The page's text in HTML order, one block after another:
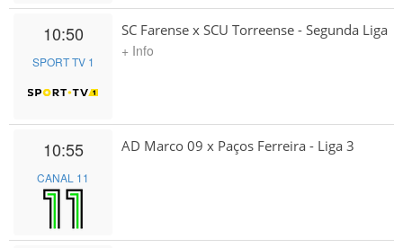
10:50
SPORT TV 1
SC Farense x SCU Torreense - Segunda Liga
+ Info
10:55
CANAL 11
AD Marco 09 x Paços Ferreira - Liga 3